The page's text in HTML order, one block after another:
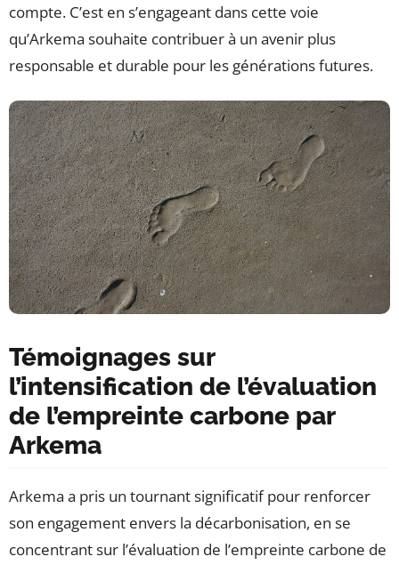
compte. C’est en s’engageant dans cette voie
qu’Arkema souhaite contribuer à un avenir plus
responsable et durable pour les générations futures.
Témoignages sur
l’intensification de l’évaluation
de l’empreinte carbone par
Arkema
Arkema a pris un tournant significatif pour renforcer
son engagement envers la décarbonisation, en se
concentrant sur l’évaluation de l’empreinte carbone de